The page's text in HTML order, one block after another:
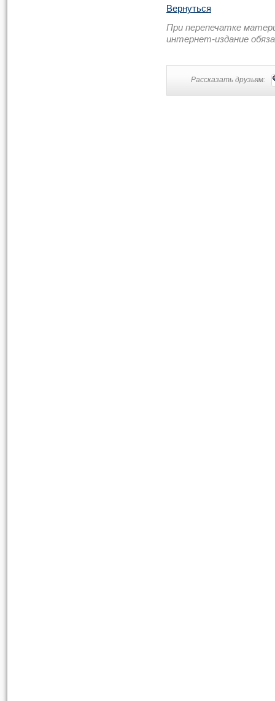
Вернуться
При перепечатке
интернет-издание
Рассказать друзьям: